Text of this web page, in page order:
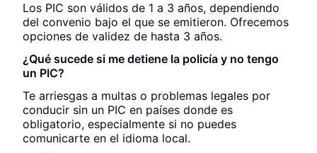
Los PIC son válidos de 1 a 3 años, dependiendo
del convenio bajo el que se emitieron. Ofrecemos
opciones de validez de hasta 3 años.
¿Qué sucede si me detiene la policía y no tengo
un PIC?
Te arriesgas a multas o problemas legales por
conducir sin un PIC en países donde es
obligatorio, especialmente si no puedes
comunicarte en el idioma local.